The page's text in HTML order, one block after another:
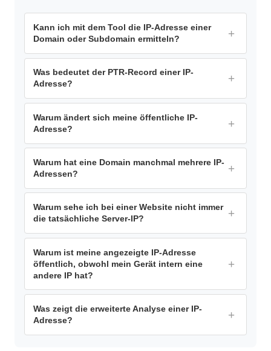
Kann ich mit dem Tool die IP-Adresse einer
Domain oder Subdomain ermitteln?
Was bedeutet der PTR-Record einer IP-
Adresse?
Warum ändert sich meine öffentliche IP-
Adresse?
Warum hat eine Domain manchmal mehrere IP-
Adressen?
Warum sehe ich bei einer Website nicht immer
die tatsächliche Server-IP?
Warum ist meine angezeigte IP-Adresse
öffentlich, obwohl mein Gerät intern eine
andere IP hat?
Was zeigt die erweiterte Analyse einer IP-
Adresse?